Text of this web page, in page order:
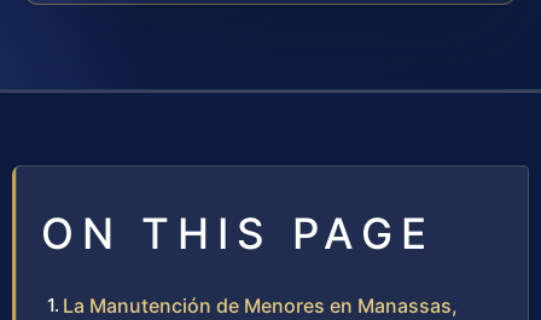
ON THIS PAGE
La Manutención de Menores en Manassas,